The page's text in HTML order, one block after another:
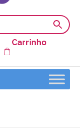
Carrinho